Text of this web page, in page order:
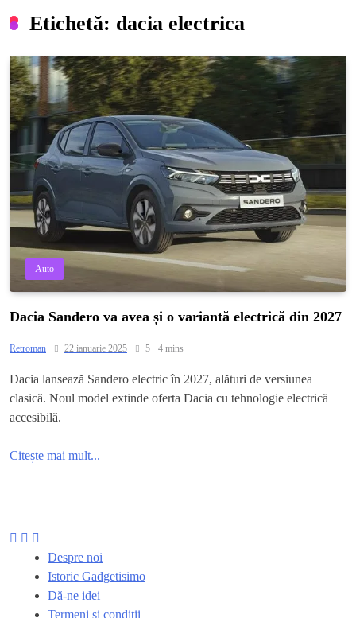
Etichetă: dacia electrica
Auto
Dacia Sandero va avea și o variantă electrică din 2027
Retroman 22 ianuarie 2025 5 4 mins
Dacia lansează Sandero electric în 2027, alături de versiunea
clasică. Noul model extinde oferta Dacia cu tehnologie electrică
accesibilă.
Citește mai mult...
Despre noi
Istoric Gadgetisimo
Dă-ne idei
Termeni și condiții